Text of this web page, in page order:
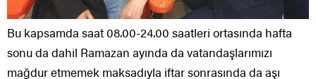
Bu kapsamda saat 08.00-24.00 saatleri ortasında hafta
sonu da dahil Ramazan ayında da vatandaşlarımızı
mağdur etmemek maksadıyla iftar sonrasında da aşı